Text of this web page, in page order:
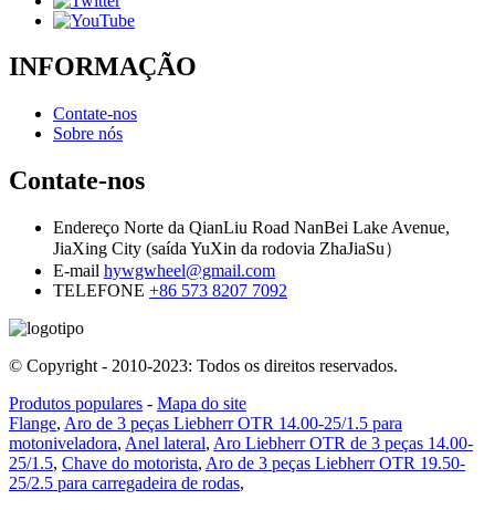
INFORMAÇÃO
Contate-nos
Sobre nós
Contate-nos
Endereço Norte da QianLiu Road NanBei Lake Avenue,
JiaXing City (saída YuXin da rodovia ZhaJiaSu）
E-mail hywgwheel@gmail.com
TELEFONE +86 573 8207 7092
© Copyright - 2010-2023: Todos os direitos reservados.
Produtos populares - Mapa do site
Flange, Aro de 3 peças Liebherr OTR 14.00-25/1.5 para
motoniveladora, Anel lateral, Aro Liebherr OTR de 3 peças 14.00-
25/1.5, Chave do motorista, Aro de 3 peças Liebherr OTR 19.50-
25/2.5 para carregadeira de rodas,